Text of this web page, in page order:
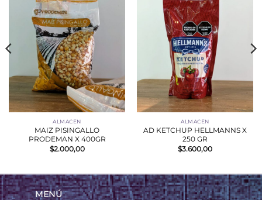
ALMACEN
MAIZ PISINGALLO
PRODEMAN X 400GR
$2.000,00
ALMACEN
AD KETCHUP HELLMANNS X
250 GR
$3.600,00
MENÚ